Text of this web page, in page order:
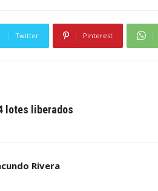
Twitter Pinterest
lotes liberados
Rivera